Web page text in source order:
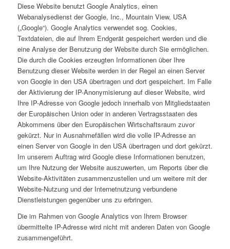
Diese Website benutzt Google Analytics, einen
Webanalysedienst der Google, Inc., Mountain View, USA
(„Google“). Google Analytics verwendet sog. Cookies,
Textdateien, die auf Ihrem Endgerät gespeichert werden und die
eine Analyse der Benutzung der Website durch Sie ermöglichen.
Die durch die Cookies erzeugten Informationen über Ihre
Benutzung dieser Website werden in der Regel an einen Server
von Google in den USA übertragen und dort gespeichert. Im Falle
der Aktivierung der IP-Anonymisierung auf dieser Website, wird
Ihre IP-Adresse von Google jedoch innerhalb von Mitgliedstaaten
der Europäischen Union oder in anderen Vertragsstaaten des
Abkommens über den Europäischen Wirtschaftsraum zuvor
gekürzt. Nur in Ausnahmefällen wird die volle IP-Adresse an
einen Server von Google in den USA übertragen und dort gekürzt.
Im unserem Auftrag wird Google diese Informationen benutzen,
um Ihre Nutzung der Website auszuwerten, um Reports über die
Website-Aktivitäten zusammenzustellen und um weitere mit der
Website-Nutzung und der Internetnutzung verbundene
Dienstleistungen gegenüber uns zu erbringen.
Die im Rahmen von Google Analytics von Ihrem Browser
übermittelte IP-Adresse wird nicht mit anderen Daten von Google
zusammengeführt.